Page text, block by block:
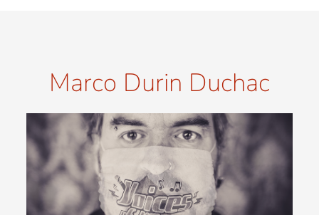
Marco Durin Duchac